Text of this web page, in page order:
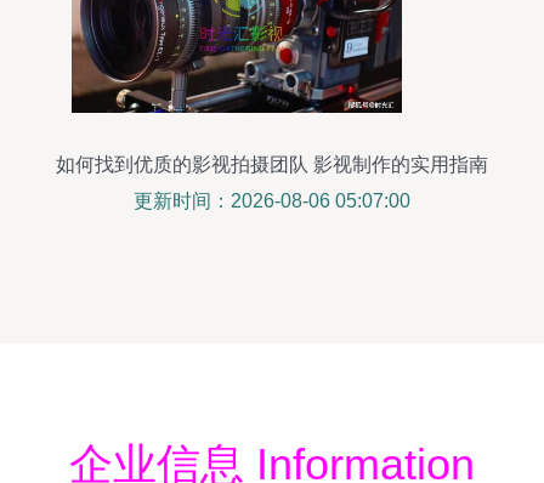
如何找到优质的影视拍摄团队 影视制作的实用指南
更新时间：2026-08-06 05:07:00
企业信息 Information